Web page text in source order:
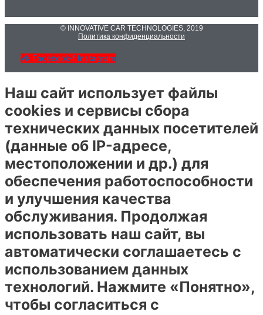
© INNOVATIVE CAR TECHNOLOGIES, 2019
Политика конфиденциальности
Vk Facebook-f Instagram
Наш сайт использует файлы
cookies и сервисы сбора
технических данных посетителей
(данные об IP-адресе,
местоположении и др.) для
обеспечения работоспособности
и улучшения качества
обслуживания. Продолжая
использовать наш сайт, вы
автоматически соглашаетесь с
использованием данных
технологий. Нажмите «Понятно»,
чтобы согласиться с